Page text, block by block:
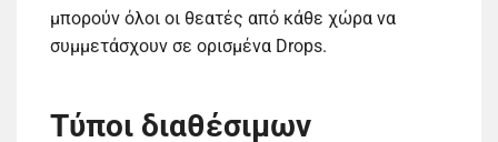
μπορούν όλοι οι θεατές από κάθε χώρα να
συμμετάσχουν σε ορισμένα Drops.
Τύποι διαθέσιμων